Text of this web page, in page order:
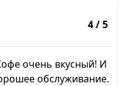
4/ 5
очень вкусный! И
обслуживание.